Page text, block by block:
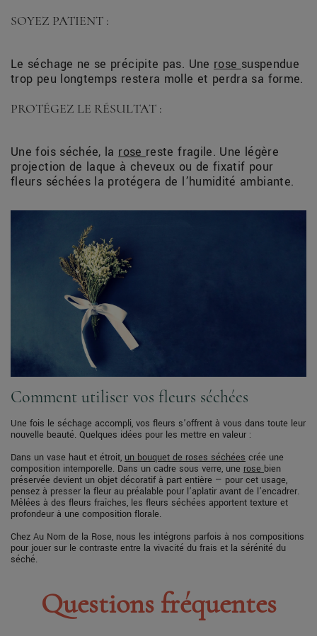
SOYEZ PATIENT :
Le séchage ne se précipite pas. Une rose suspendue
trop peu longtemps restera molle et perdra sa forme.
PROTÉGEZ LE RÉSULTAT :
Une fois séchée, la rose reste fragile. Une légère
projection de laque à cheveux ou de fixatif pour
fleurs séchées la protégera de l’humidité ambiante.
Comment utiliser vos fleurs séchées
Une fois le séchage accompli, vos fleurs s’offrent à vous dans toute leur
nouvelle beauté. Quelques idées pour les mettre en valeur :
Dans un vase haut et étroit, un bouquet de roses séchées crée une
composition intemporelle. Dans un cadre sous verre, une rose bien
préservée devient un objet décoratif à part entière — pour cet usage,
pensez à presser la fleur au préalable pour l’aplatir avant de l’encadrer.
Mêlées à des fleurs fraîches, les fleurs séchées apportent texture et
profondeur à une composition florale.
Chez Au Nom de la Rose, nous les intégrons parfois à nos compositions
pour jouer sur le contraste entre la vivacité du frais et la sérénité du
séché.
Questions fréquentes